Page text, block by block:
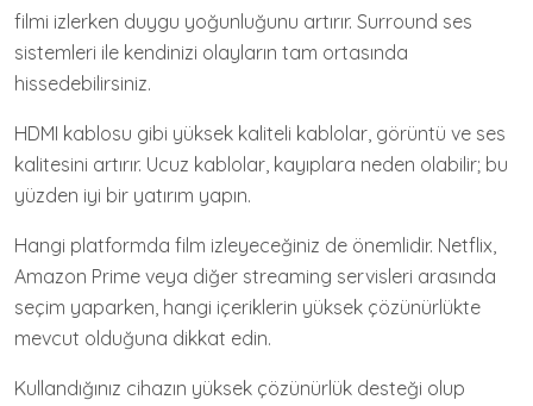
filmi izlerken duygu yoğunluğunu artırır. Surround ses
sistemleri ile kendinizi olayların tam ortasında
hissedebilirsiniz.
HDMI kablosu gibi yüksek kaliteli kablolar, görüntü ve ses
kalitesini artırır. Ucuz kablolar, kayıplara neden olabilir; bu
yüzden iyi bir yatırım yapın.
Hangi platformda film izleyeceğiniz de önemlidir. Netflix,
Amazon Prime veya diğer streaming servisleri arasında
seçim yaparken, hangi içeriklerin yüksek çözünürlükte
mevcut olduğuna dikkat edin.
Kullandığınız cihazın yüksek çözünürlük desteği olup